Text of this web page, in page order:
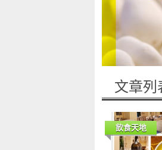
文章列
飲食天地